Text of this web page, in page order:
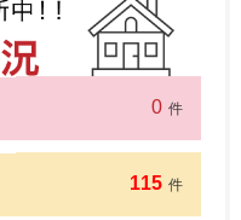
0 件
115 件